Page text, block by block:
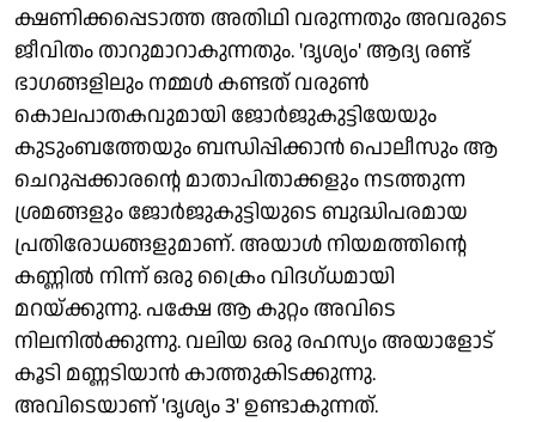
ക്ഷണിക്കപ്പെടാത്ത അതിഥി വരുന്നതും അവരുടെ
ജീവിതം താറുമാറാകുന്നതും. 'ദൃശ്യം' ആദ്യ രണ്ട്
ഭാഗങ്ങളിലും നമ്മൾ കണ്ടത് വരുൺ
കൊലപാതകവുമായി ജോർജുകുട്ടിയേയും
കുടുംബത്തേയും ബന്ധിപ്പിക്കാൻ പൊലീസും ആ
ചെറുപ്പക്കാരന്റെ മാതാപിതാക്കളും നടത്തുന്ന
ശ്രമങ്ങളും ജോർജുകുട്ടിയുടെ ബുദ്ധിപരമായ
പ്രതിരോധങ്ങളുമാണ്. അയാൾ നിയമത്തിന്റെ
കണ്ണിൽ നിന്ന് ഒരു ക്രൈം വിദ​ഗ്ധമായി
മറയ്ക്കുന്നു. പക്ഷേ ആ കുറ്റം അവിടെ
നിലനിൽക്കുന്നു. വലിയ ഒരു രഹസ്യം അയാളോട്
കൂടി മണ്ണടിയാൻ കാത്തുകിടക്കുന്നു.
അവിടെയാണ് 'ദൃശ്യം 3' ഉണ്ടാകുന്നത്.